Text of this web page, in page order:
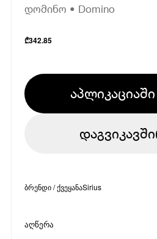
დომინო • Domino
₾342.85
ბრენდი / ქვეყანაSirius
აღწერა